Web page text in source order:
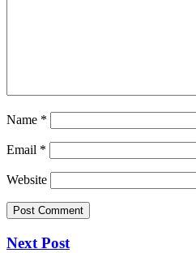
Name *
Email *
Website
Next Post